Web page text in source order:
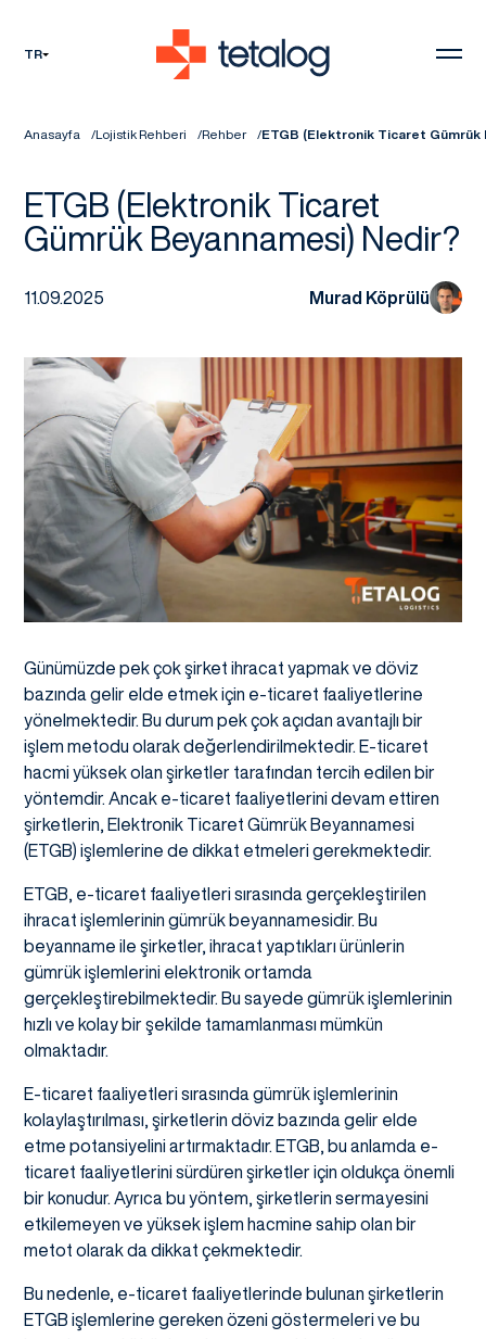
TR
Anasayfa Lojistik Rehberi Rehber ETGB (Elektronik Ticaret Gümrük
ETGB (Elektronik Ticaret
Gümrük Beyannamesi) Nedir?
11.09.2025 Murad Köprülü
Günümüzde pek çok şirket ihracat yapmak ve döviz
bazında gelir elde etmek için e-ticaret faaliyetlerine
yönelmektedir. Bu durum pek çok açıdan avantajlı bir
işlem metodu olarak değerlendirilmektedir. E-ticaret
hacmi yüksek olan şirketler tarafından tercih edilen bir
yöntemdir. Ancak e-ticaret faaliyetlerini devam ettiren
şirketlerin, Elektronik Ticaret Gümrük Beyannamesi
(ETGB) işlemlerine de dikkat etmeleri gerekmektedir.
ETGB, e-ticaret faaliyetleri sırasında gerçekleştirilen
ihracat işlemlerinin gümrük beyannamesidir. Bu
beyanname ile şirketler, ihracat yaptıkları ürünlerin
gümrük işlemlerini elektronik ortamda
gerçekleştirebilmektedir. Bu sayede gümrük işlemlerinin
hızlı ve kolay bir şekilde tamamlanması mümkün
olmaktadır.
E-ticaret faaliyetleri sırasında gümrük işlemlerinin
kolaylaştırılması, şirketlerin döviz bazında gelir elde
etme potansiyelini artırmaktadır. ETGB, bu anlamda e-
ticaret faaliyetlerini sürdüren şirketler için oldukça önemli
bir konudur. Ayrıca bu yöntem, şirketlerin sermayesini
etkilemeyen ve yüksek işlem hacmine sahip olan bir
metot olarak da dikkat çekmektedir.
Bu nedenle, e-ticaret faaliyetlerinde bulunan şirketlerin
ETGB işlemlerine gereken özeni göstermeleri ve bu